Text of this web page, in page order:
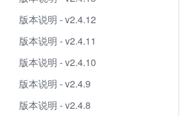
版本说明 - v2.4.12
版本说明 - v2.4.11
版本说明 - v2.4.10
版本说明 - v2.4.9
版本说明 - v2.4.8